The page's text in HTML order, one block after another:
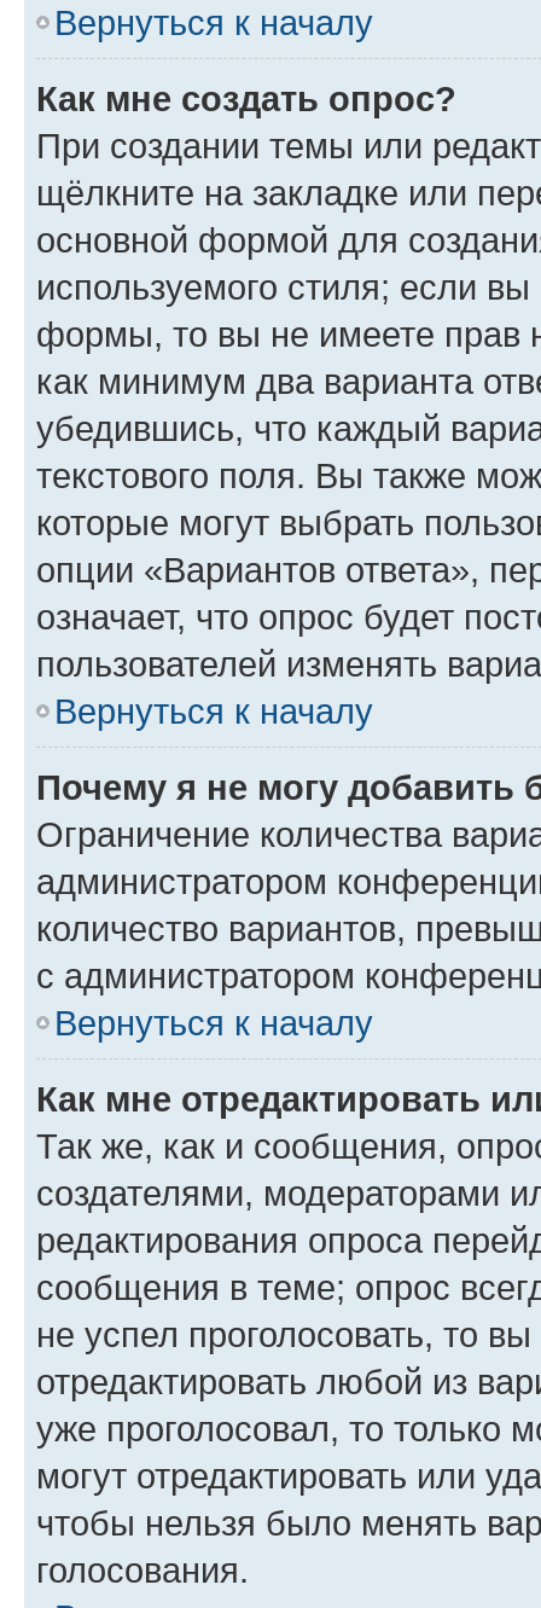
Вернуться к началу
Как мне создать опрос?
При создании темы или
щёлкните на закладке или
основной формой для
используемого стиля; если
формы, то вы не имеете прав
как минимум два варианта
убедившись, что каждый
текстового поля. Вы также
которые могут выбрать
опции «Вариантов ответа»,
означает, что опрос будет
пользователей изменять
Вернуться к началу
Почему я не могу добавить
Ограничение количества
администратором
количество вариантов,
с администратором
Вернуться к началу
Как мне отредактировать
Так же, как и сообщения,
создателями, модераторами
редактирования опроса
сообщения в теме; опрос
не успел проголосовать, то
отредактировать любой из
уже проголосовал, то только
могут отредактировать или
чтобы нельзя было менять
голосования.